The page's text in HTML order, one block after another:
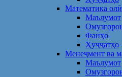
Математика
Маълумот
Фанҳо
Ҳуҷҷатҳо
Менеҷмент ва
Маълумот